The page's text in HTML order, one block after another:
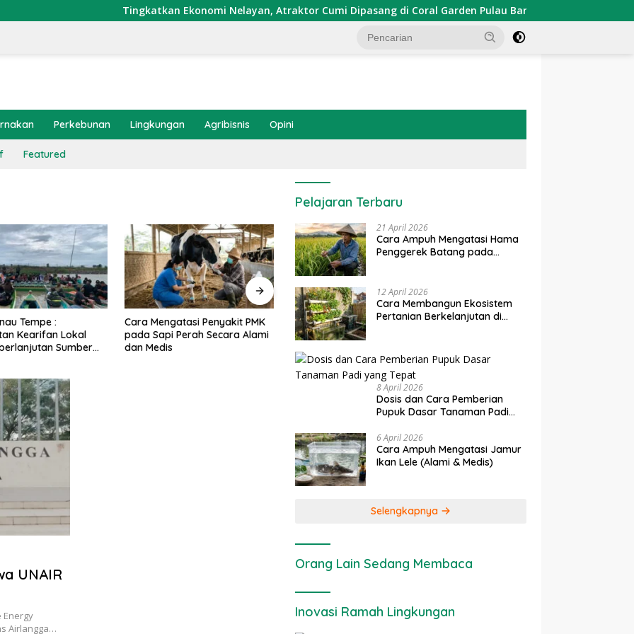
Tingkatkan Ekonomi Nelayan, Atraktor Cumi Dipasang di Coral Garden Pulau Barrang Caddi
Perkebunan Lingkungan Agribisnis Opini
Featured
Penyakit PMK
Perah Secara Alami
Dosis dan Cara Pemupukan
Tanaman Padi pada Fase
Vegetatif Aktif yang Tepat
Penerapan IoT dalam
Pertanian Modern di Indonesia
Ekonomi Sumber Daya Lahan:
UNAIR
Energy
Airlangga…
Pelajaran Terbaru
21 April 2026
Cara Ampuh Mengatasi Hama
Penggerek Batang pada
12 April 2026
Cara Membangun Ekosistem
Pertanian Berkelanjutan di
8 April 2026
Dosis dan Cara Pemberian
Pupuk Dasar Tanaman Padi
6 April 2026
Cara Ampuh Mengatasi Jamur
Ikan Lele (Alami & Medis)
Selengkapnya
Orang Lain Sedang Membaca
Inovasi Ramah Lingkungan